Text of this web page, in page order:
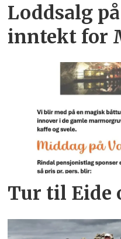
Loddsalg
inntekt for
Tur til Eide